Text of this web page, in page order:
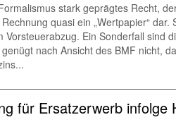
stark geprägtes Recht,
quasi ein „Wertpapier“
Ein Sonderfall
nach Ansicht des BMF nicht,
für Ersatzerwerb infolge